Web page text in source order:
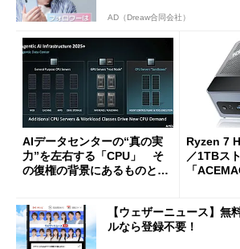
AD（Dreaw合同会社）
AIデータセンターの“真の実
力”を左右する「CPU」 そ
の復権の背景にあるものと
Ryzen 7
／1TBス
「
【ウェザーニュース】無
ルなら登録不要！